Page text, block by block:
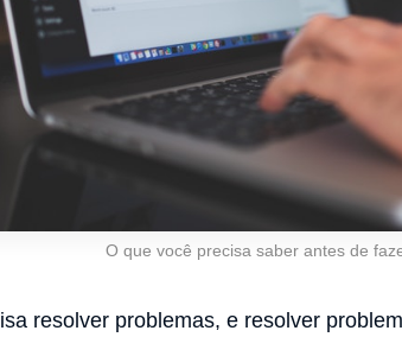
O que você precisa saber antes de
resolver problemas, e resolver